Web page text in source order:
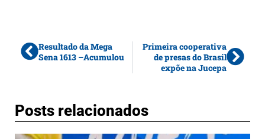
Resultado da Mega
Sena 1613 –Acumulou
Primeira cooperativa
de presas do Brasil
expõe na Jucepa
Posts relacionados